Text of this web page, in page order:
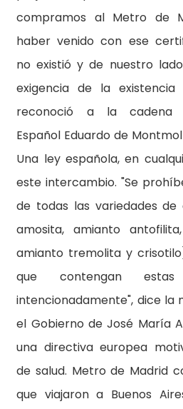
compramos al Metro de
haber venido con ese
no existió y de nuestro
exigencia de la
reconoció a la cadena
Español Eduardo de
Una ley española, en
este intercambio. "Se
de todas las variedades
amosita, amianto
amianto tremolita y
que contengan
intencionadamente", dice la
el Gobierno de José María
una directiva europea
de salud. Metro de Madrid
que viajaron a Buenos